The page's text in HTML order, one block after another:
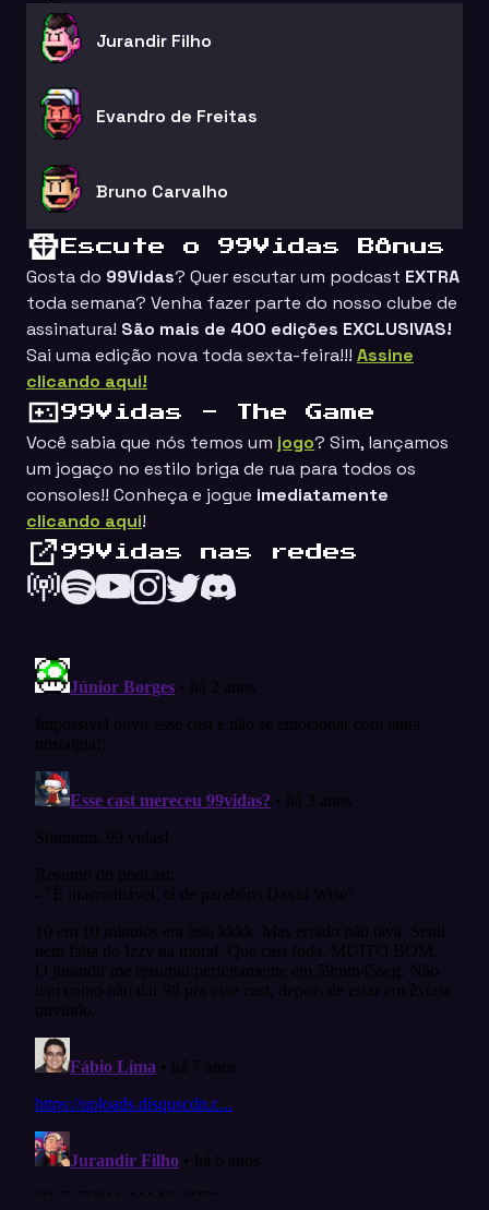
Jurandir Filho
Evandro de Freitas
Bruno Carvalho
Escute o 99Vidas Bônus
Gosta do 99Vidas? Quer escutar um podcast EXTRA
toda semana? Venha fazer parte do nosso clube de
assinatura! São mais de 400 edições EXCLUSIVAS!
Sai uma edição nova toda sexta-feira!!! Assine
clicando aqui!
99Vidas - The Game
Você sabia que nós temos um jogo? Sim, lançamos
um jogaço no estilo briga de rua para todos os
consoles!! Conheça e jogue imediatamente
clicando aqui!
99Vidas nas redes